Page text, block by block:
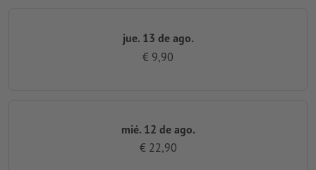
jue. 13 de ago.
€ 9,90
mié. 12 de ago.
€ 22,90